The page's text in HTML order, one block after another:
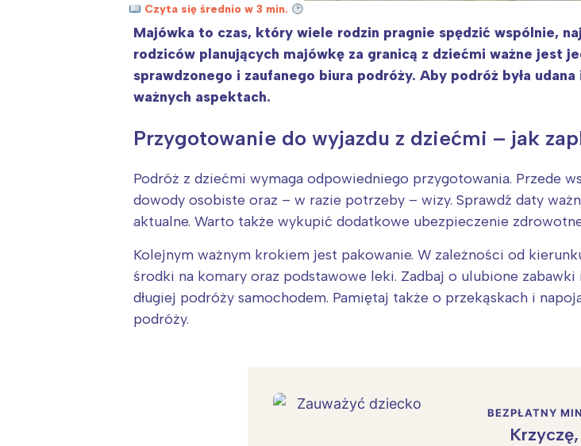
Czyta się średnio w 3 min.
Majówka to czas, który wiele rodzin pragnie spędzić wspólnie,
rodziców planujących majówkę za granicą z dziećmi ważne jest
sprawdzonego i zaufanego biura podróży. Aby podróż była
ważnych aspektach.
Przygotowanie do wyjazdu z dziećmi – jak
Podróż z dziećmi wymaga odpowiedniego przygotowania. Przede
dowody osobiste oraz – w razie potrzeby – wizy. Sprawdź daty
aktualne. Warto także wykupić dodatkowe ubezpieczenie
Kolejnym ważnym krokiem jest pakowanie. W zależności od
środki na komary oraz podstawowe leki. Zadbaj o ulubione
długiej podróży samochodem. Pamiętaj także o przekąskach i
podróży.
BEZPŁATNY